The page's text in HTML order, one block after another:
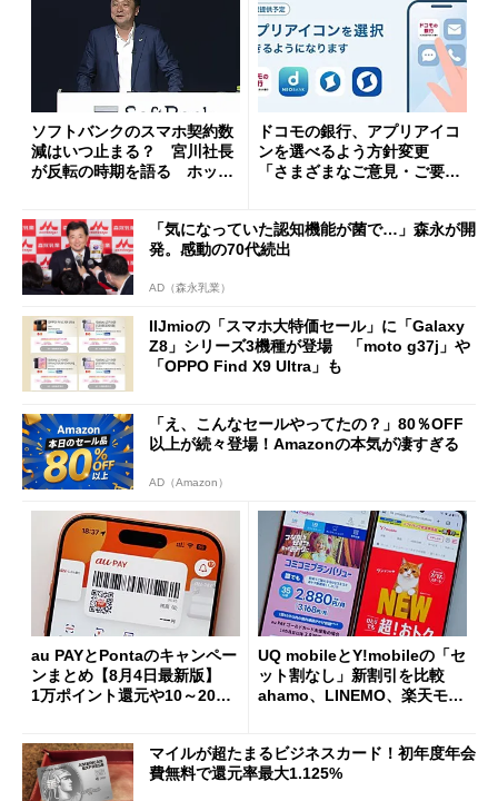
ソフトバンクのスマホ契約数
減はいつ止まる？ 宮川社長
が反転の時期を語る ホッピ
ドコモの銀行、アプリアイコ
ンを選べるよう方針変更
「さまざまなご意見・ご要望
「気になっていた認知機能が菌で…」森永が開
発。感動の70代続出
AD（森永乳業）
IIJmioの「スマホ大特価セール」に「Galaxy
Z8」シリーズ3機種が登場 「moto g37j」や
「OPPO Find X9 Ultra」も
「え、こんなセールやってたの？」80％OFF
以上が続々登場！Amazonの本気が凄すぎる
AD（Amazon）
au PAYとPontaのキャンペー
ンまとめ【8月4日最新版】
1万ポイント還元や10～20％
UQ mobileとY!mobileの「セ
ット割なし」新割引を比較
ahamo、LINEMO、楽天モバ
マイルが超たまるビジネスカード！初年度年会
費無料で還元率最大1.125%